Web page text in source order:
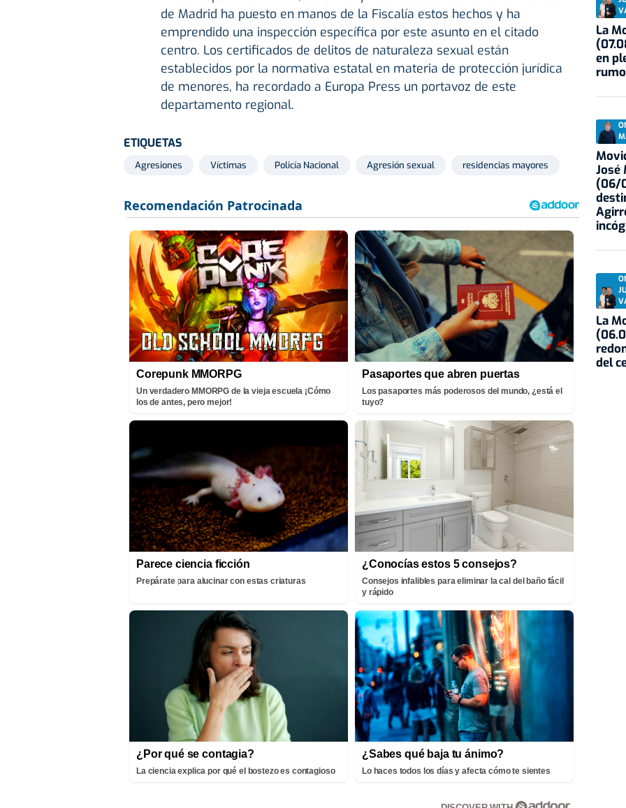
de Madrid ha puesto en manos de la Fiscalía estos hechos y ha
emprendido una inspección específica por este asunto en el citado
centro. Los certificados de delitos de naturaleza sexual están
establecidos por la normativa estatal en materia de protección jurídica
de menores, ha recordado a Europa Press un portavoz de este
departamento regional.
ETIQUETAS
Agresiones Víctimas Policía Nacional Agresión sexual residencias mayores
Corepunk MMORPG
Un verdadero MMORPG de la vieja escuela ¡Cómo
los de antes, pero mejor!
Pasaportes que abren puertas
Los pasaportes más poderosos del mundo, ¿está el
tuyo?
Parece ciencia ficción
Prepárate para alucinar con estas criaturas
¿Conocías estos 5 consejos?
Consejos infalibles para eliminar la cal del baño fácil
y rápido
¿Por qué se contagia?
La ciencia explica por qué el bostezo es contagioso
¿Sabes qué baja tu ánimo?
Lo haces todos los días y afecta cómo te sientes
La
en
José
(06/
La
del